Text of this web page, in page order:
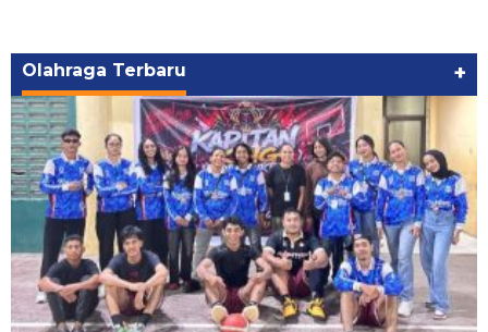
Olahraga Terbaru +